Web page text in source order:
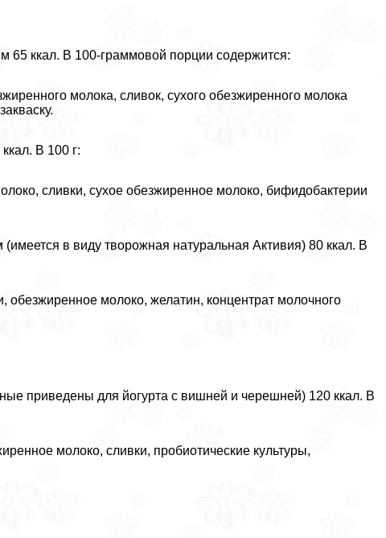
65 ккал. В 100-граммовой порции содержится:
молока, сливок, сухого обезжиренного молока
В 100 г:
сливки, сухое обезжиренное молоко, бифидобактерии
в виду творожная натуральная Активия) 80 ккал. В
обезжиренное молоко, желатин, концентрат молочного
приведены для йогурта с вишней и черешней) 120 ккал. В
молоко, сливки, пробиотические культуры,